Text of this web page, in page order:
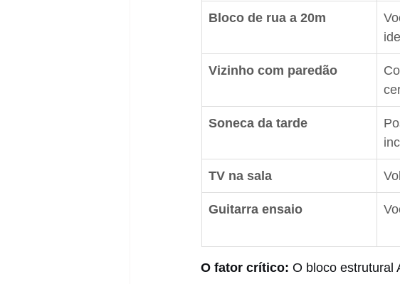
Bloco de rua a 20m
Vizinho com paredão
Soneca da tarde
TV na sala
Guitarra ensaio
O fator crítico: O bloco estrutural